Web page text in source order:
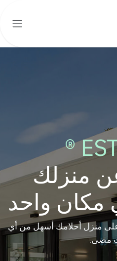
منزلك
مكان واحد
على منزل أحلامك أسهل من أي
مضى.